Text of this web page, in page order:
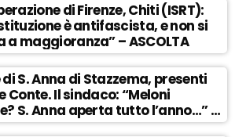
di Firenze, Chiti (ISRT):
è antifascista, e non si
a maggioranza” – ASCOLTA
S. Anna di Stazzema, presenti
Conte. Il sindaco: “Meloni
S. Anna aperta tutto l’anno…” –